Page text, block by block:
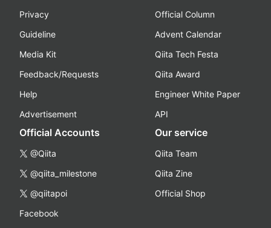
Privacy
Guideline
Media Kit
Feedback/Requests
Help
Advertisement
Official Column
Advent Calendar
Qiita Tech Festa
Qiita Award
Engineer White Paper
API
Official Accounts
@Qiita
@qiita_milestone
@qiitapoi
Facebook
Our service
Qiita Team
Qiita Zine
Official Shop